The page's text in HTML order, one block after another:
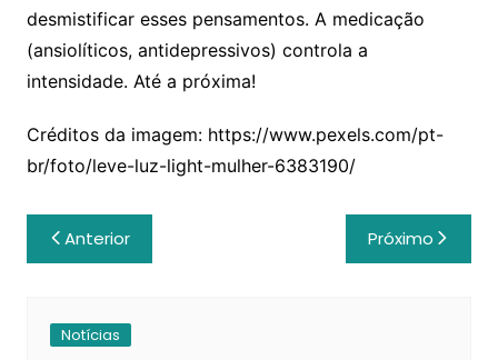
desmistificar esses pensamentos. A medicação
(ansiolíticos, antidepressivos) controla a
intensidade. Até a próxima!
Créditos da imagem: https://www.pexels.com/pt-
br/foto/leve-luz-light-mulher-6383190/
Navegação
de
Anterior Próximo
Notícias